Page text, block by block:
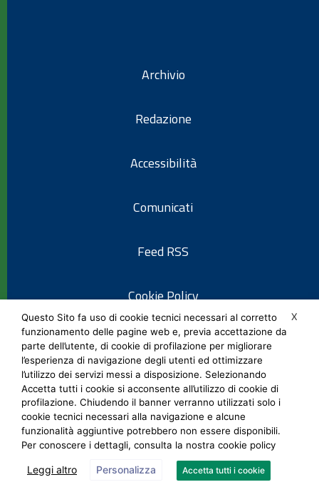
Archivio
Redazione
Accessibilità
Comunicati
Feed RSS
Cookie Policy
Informativa privacy
Note legali
Social Media Policy
X
Questo Sito fa uso di cookie tecnici necessari al corretto
funzionamento delle pagine web e, previa accettazione da
parte dell’utente, di cookie di profilazione per migliorare
l’esperienza di navigazione degli utenti ed ottimizzare
l’utilizzo dei servizi messi a disposizione. Selezionando
Accetta tutti i cookie si acconsente all’utilizzo di cookie di
profilazione. Chiudendo il banner verranno utilizzati solo i
cookie tecnici necessari alla navigazione e alcune
funzionalità aggiuntive potrebbero non essere disponibili.
Per conoscere i dettagli, consulta la nostra cookie policy
Leggi altro Personalizza Accetta tutti i cookie